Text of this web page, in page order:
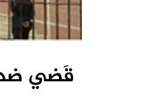
قَضي